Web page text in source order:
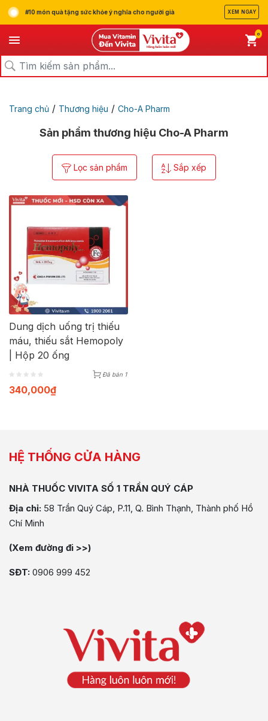
#10 món quà tặng sức khỏe ý nghĩa cho người già XEM NGAY
0
Trang chủ / Thương hiệu / Cho-A Pharm
Sản phẩm thương hiệu Cho-A Pharm
Lọc sản phẩm Sắp xếp
Dung dịch uống trị thiếu
máu, thiếu sắt Hemopoly
| Hộp 20 ống
Đã bán 1
340,000₫
HỆ THỐNG CỬA HÀNG
NHÀ THUỐC VIVITA SỐ 1 TRẦN QUÝ CÁP
Địa chỉ: 58 Trần Quý Cáp, P.11, Q. Bình Thạnh, Thành phố Hồ
Chí Minh
(Xem đường đi >>)
SĐT: 0906 999 452